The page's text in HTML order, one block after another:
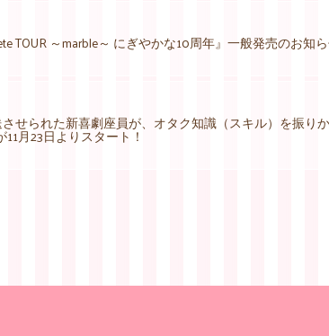
TOUR ～marble～ にぎやかな10周年』一般発売のお知
させられた新喜劇座員が、オタク知識（スキル）を振り
11月23日よりスタート！